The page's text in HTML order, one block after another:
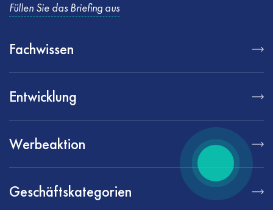
Füllen Sie das Briefing aus
Fachwissen
Entwicklung
Werbeaktion
Geschäftskategorien